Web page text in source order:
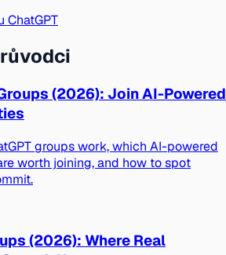
ChatGPT
(2026): Join AI-Powered
groups work, which AI-powered
worth joining, and how to spot
(2026): Where Real